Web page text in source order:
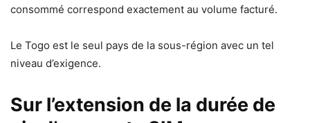
consommé correspond exactement au volume facturé.
Le Togo est le seul pays de la sous-région avec un tel
niveau d’exigence.
Sur l’extension de la durée de